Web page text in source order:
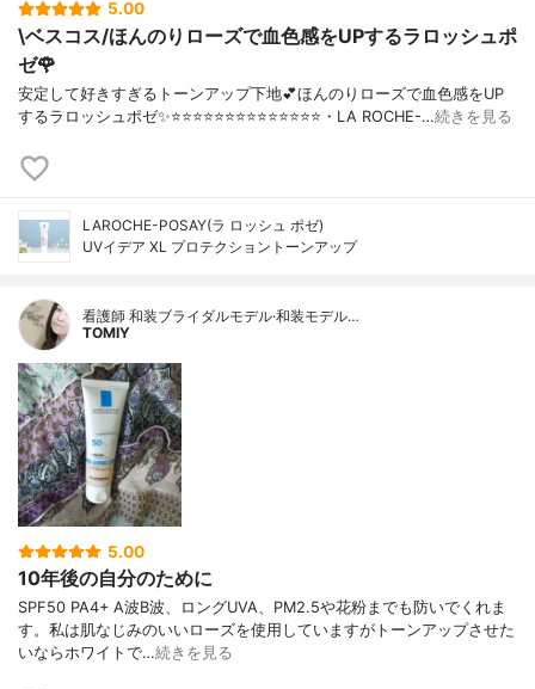
5.00
\ベスコス/ほんのりローズで血色感をUPするラロッシュポ
ゼ🌹
安定して好きすぎるトーンアップ下地💕ほんのりローズで血色感をUP
するラロッシュポゼ✨⭐️⭐️⭐️⭐️⭐️⭐️⭐️⭐️⭐️⭐️⭐️⭐️⭐️⭐️・LA ROCHE-…続きを見る
LAROCHE-POSAY(ラ ロッシュ ポゼ)
UVイデア XL プロテクショントーンアップ
看護師 和装ブライダルモデル·和装モデル…
TOMIY
5.00
10年後の自分のために
SPF50 PA4+ A波B波、ロングUVA、PM2.5や花粉までも防いでくれま
す。私は肌なじみのいいローズを使用していますがトーンアップさせた
いならホワイトで…続きを見る